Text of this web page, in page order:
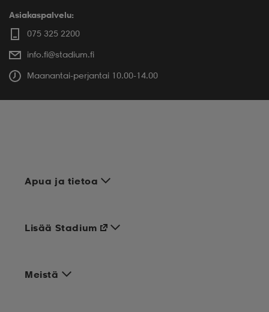
Asiakaspalvelu:
075 325 2200
info.fi@stadium.fi
Maanantai-perjantai 10.00-14.00
Apua ja tietoa
Meistä
Lisää Stadium